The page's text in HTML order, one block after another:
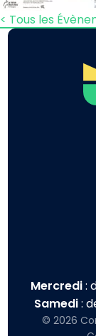
< Tous les
Mercredi:
Samedi:
© 2026